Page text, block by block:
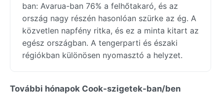
ban: Avarua-ban 76% a felhőtakaró, és az
ország nagy részén hasonlóan szürke az ég. A
közvetlen napfény ritka, és ez a minta kitart az
egész országban. A tengerparti és északi
régiókban különösen nyomasztó a helyzet.
További hónapok Cook-szigetek-ban/ben